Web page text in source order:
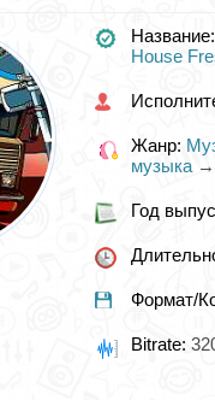
Название:
House
Жанр:
музыка →
Год
Формат/
Bitrate: